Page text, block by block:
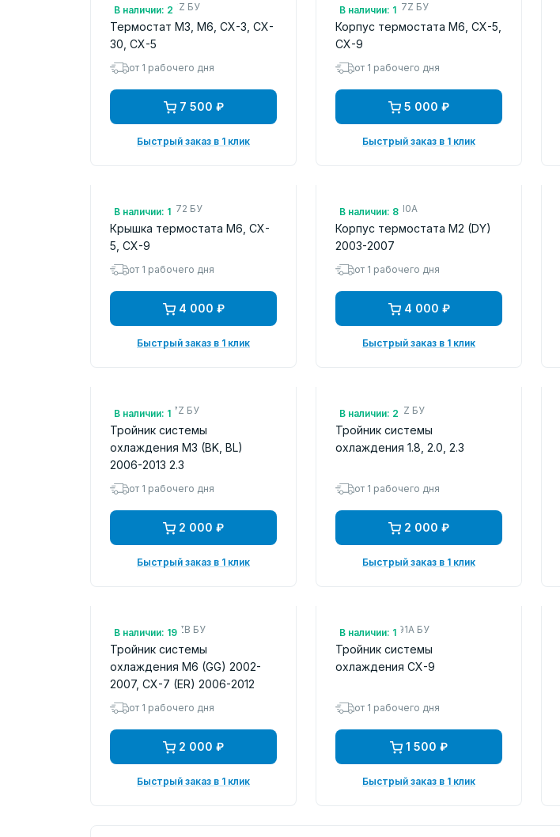
В наличии: 2
Арт.: PYFD1516Z БУ
Термостат M3, M6, CX-3, CX-
30, CX-5
от 1 рабочего дня
7 500 ₽
Быстрый заказ в 1 клик
В наличии: 1
Арт.: PY8W1517Z БУ
Корпус термостата M6, CX-5,
CX-9
от 1 рабочего дня
5 000 ₽
Быстрый заказ в 1 клик
В наличии: 1
Арт.: PY8W15172 БУ
Крышка термостата M6, CX-
5, CX-9
от 1 рабочего дня
4 000 ₽
Быстрый заказ в 1 клик
В наличии: 8
Арт.: C605151H0A
Корпус термостата M2 (DY)
2003-2007
от 1 рабочего дня
4 000 ₽
Быстрый заказ в 1 клик
В наличии: 1
Арт.: L33X1517Z БУ
Тройник системы
охлаждения M3 (BK, BL)
2006-2013 2.3
от 1 рабочего дня
2 000 ₽
Быстрый заказ в 1 клик
В наличии: 2
Арт.: L3331517Z БУ
Тройник системы
охлаждения 1.8, 2.0, 2.3
от 1 рабочего дня
2 000 ₽
Быстрый заказ в 1 клик
В наличии: 19
Арт.: L3K91517ZB БУ
Тройник системы
охлаждения M6 (GG) 2002-
2007, CX-7 (ER) 2006-2012
от 1 рабочего дня
2 000 ₽
Быстрый заказ в 1 клик
В наличии: 1
Арт.: PY8V15191A БУ
Тройник системы
охлаждения CX-9
от 1 рабочего дня
1 500 ₽
Быстрый заказ в 1 клик